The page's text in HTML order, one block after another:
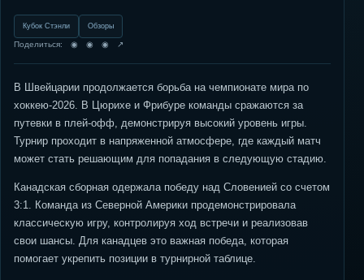
Кубок Стэнли Обзоры
Поделиться: ◉ ◉ ◉ ↗
В Швейцарии продолжается борьба на чемпионате мира по
хоккею-2026. В Цюрихе и Фрибуре команды сражаются за
путевки в плей-офф, демонстрируя высокий уровень игры.
Турнир проходит в напряженной атмосфере, где каждый матч
может стать решающим для попадания в следующую стадию.
Канадская сборная одержала победу над Словенией со счетом
3:1. Команда из Северной Америки продемонстрировала
классическую игру, контролируя ход встречи и реализовав
свои шансы. Для канадцев это важная победа, которая
помогает укрепить позиции в турнирной таблице.